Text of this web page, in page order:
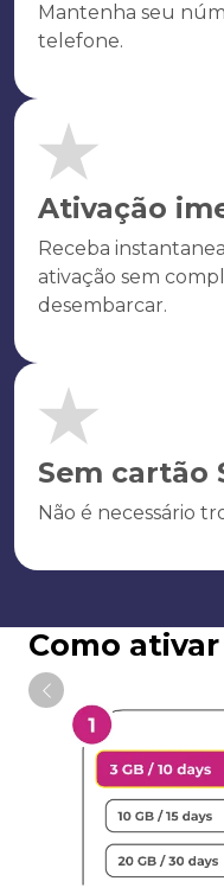
Mantenha seu
telefone.
Ativação
Receba
ativação sem
desembarcar.
Sem cartão
Não é necessário
Como